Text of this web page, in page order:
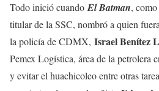
Todo inició cuando El Batman,
titular de la SSC, nombró a quien
la policía de CDMX, Israel Benítez
Pemex Logística, área de la petrolera
y evitar el huachicoleo entre otras